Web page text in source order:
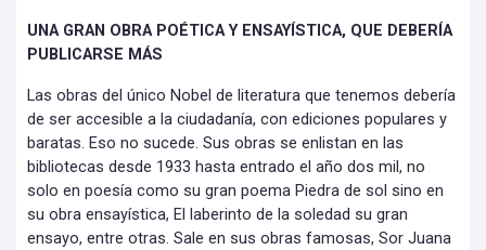
UNA GRAN OBRA POÉTICA Y ENSAYÍSTICA, QUE DEBERÍA
PUBLICARSE MÁS
Las obras del único Nobel de literatura que tenemos debería
de ser accesible a la ciudadanía, con ediciones populares y
baratas. Eso no sucede. Sus obras se enlistan en las
bibliotecas desde 1933 hasta entrado el año dos mil, no
solo en poesía como su gran poema Piedra de sol sino en
su obra ensayística, El laberinto de la soledad su gran
ensayo, entre otras. Sale en sus obras famosas, Sor Juana